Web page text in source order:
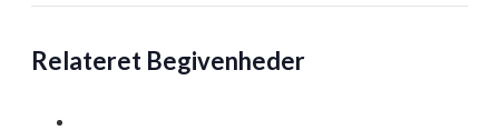
Relateret Begivenheder